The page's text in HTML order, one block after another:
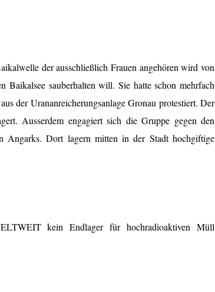
der ausschließlich Frauen angehören wird von
Baikalsee sauberhalten will. Sie hatte schon mehrfach
der Urananreicherungsanlage Gronau protestiert. Der
Ausserdem engagiert sich die Gruppe gegen den
Angarks. Dort lagern mitten in der Stadt hochgiftige
kein Endlager für hochradioaktiven Müll